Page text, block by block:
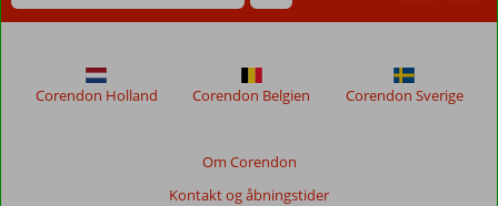
Om Corendon
Kontakt og åbningstider
Corendon Holland Corendon Belgien Corendon Sverige